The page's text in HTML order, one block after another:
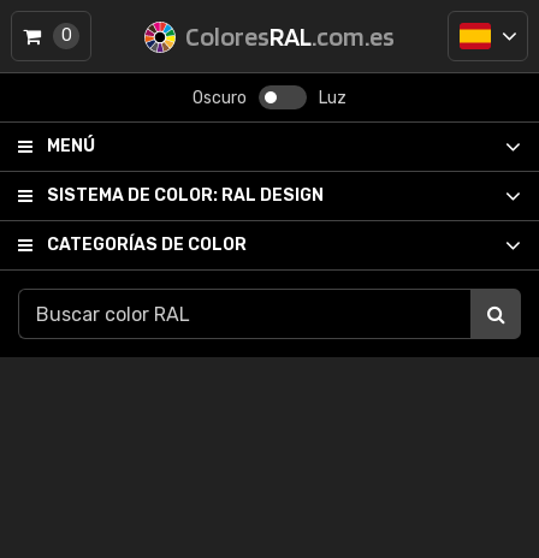
ColoresRAL.com.es
Oscuro Luz
MENÚ
SISTEMA DE COLOR: RAL DESIGN
CATEGORÍAS DE COLOR
0